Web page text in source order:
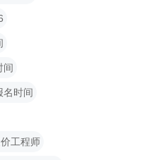
间
名时间
工程师